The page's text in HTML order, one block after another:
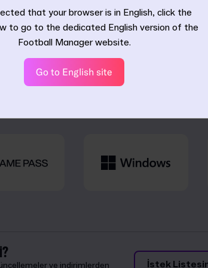
sürümümüz bu.
ve indirimlerden
İstek
that your browser is in English, click the
to go to the dedicated English version of the
Football Manager website.
Go to English site